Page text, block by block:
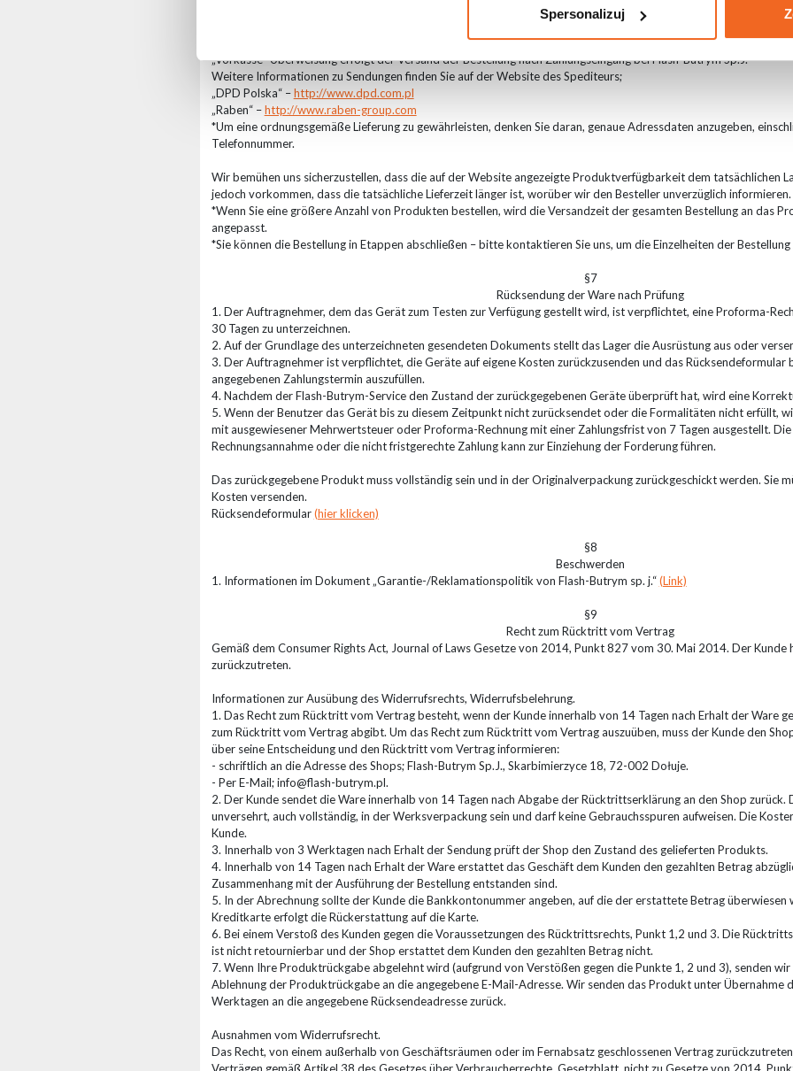
Spersonalizuj
Lieferanten ab. Befindet sich die Ware im Lager von Flash-Butrym Sp.J. dann wird die Sendung innerhalb von 24
Fällen beträgt die Bearbeitungszeit 2 Werktage. Es gibt jedoch Artikel, deren Verfügbarkeit bei Lieferanten
Ausführungszeit verlängern, was dazu führt, dass der Shop den Kunden kontaktiert, um die Einzelheiten der
„Vorkasse“-Überweisung erfolgt der Versand der Bestellung nach Zahlungseingang bei Flash-Butrym Sp.J.
Weitere Informationen zu Sendungen finden Sie auf der Website des Spediteurs;
„DPD Polska“ –http://www.dpd.com.pl
„Raben“ –http://www.raben-group.com
*Um eine ordnungsgemäße Lieferung zu gewährleisten, denken Sie daran, genaue Adressdaten anzugeben,
Telefonnummer.
Wir bemühen uns sicherzustellen, dass die auf der Website angezeigte Produktverfügbarkeit dem tatsächlichen
jedoch vorkommen, dass die tatsächliche Lieferzeit länger ist, worüber wir den Besteller unverzüglich informieren.
*Wenn Sie eine größere Anzahl von Produkten bestellen, wird die Versandzeit der gesamten Bestellung an das
angepasst.
*Sie können die Bestellung in Etappen abschließen – bitte kontaktieren Sie uns, um die Einzelheiten der
§7
Rücksendung der Ware nach Prüfung
1. Der Auftragnehmer, dem das Gerät zum Testen zur Verfügung gestellt wird, ist verpflichtet, eine Proforma-
30 Tagen zu unterzeichnen.
2. Auf der Grundlage des unterzeichneten gesendeten Dokuments stellt das Lager die Ausrüstung aus oder
3. Der Auftragnehmer ist verpflichtet, die Geräte auf eigene Kosten zurückzusenden und das Rücksendeformular
angegebenen Zahlungstermin auszufüllen.
4. Nachdem der Flash-Butrym-Service den Zustand der zurückgegebenen Geräte überprüft hat, wird eine
5. Wenn der Benutzer das Gerät bis zu diesem Zeitpunkt nicht zurücksendet oder die Formalitäten nicht erfüllt,
mit ausgewiesener Mehrwertsteuer oder Proforma-Rechnung mit einer Zahlungsfrist von 7 Tagen ausgestellt.
Rechnungsannahme oder die nicht fristgerechte Zahlung kann zur Einziehung der Forderung führen.
Das zurückgegebene Produkt muss vollständig sein und in der Originalverpackung zurückgeschickt werden. Sie
Kosten versenden.
Rücksendeformular(hier klicken)
§8
Beschwerden
1. Informationen im Dokument „Garantie-/Reklamationspolitik von Flash-Butrym sp. j.“(Link)
§9
Recht zum Rücktritt vom Vertrag
Gemäß dem Consumer Rights Act, Journal of Laws Gesetze von 2014, Punkt 827 vom 30. Mai 2014. Der Kunde
zurückzutreten.
Informationen zur Ausübung des Widerrufsrechts, Widerrufsbelehrung.
1. Das Recht zum Rücktritt vom Vertrag besteht, wenn der Kunde innerhalb von 14 Tagen nach Erhalt der Ware
zum Rücktritt vom Vertrag abgibt. Um das Recht zum Rücktritt vom Vertrag auszuüben, muss der Kunde den
über seine Entscheidung und den Rücktritt vom Vertrag informieren:
- schriftlich an die Adresse des Shops; Flash-Butrym Sp.J., Skarbimierzyce 18, 72-002 Dołuje.
- Per E-Mail; info@flash-butrym.pl.
2. Der Kunde sendet die Ware innerhalb von 14 Tagen nach Abgabe der Rücktrittserklärung an den Shop
unversehrt, auch vollständig, in der Werksverpackung sein und darf keine Gebrauchsspuren aufweisen. Die
Kunde.
3. Innerhalb von 3 Werktagen nach Erhalt der Sendung prüft der Shop den Zustand des gelieferten Produkts.
4. Innerhalb von 14 Tagen nach Erhalt der Ware erstattet das Geschäft dem Kunden den gezahlten Betrag
Zusammenhang mit der Ausführung der Bestellung entstanden sind.
5. In der Abrechnung sollte der Kunde die Bankkontonummer angeben, auf die der erstattete Betrag überwiesen
Kreditkarte erfolgt die Rückerstattung auf die Karte.
6. Bei einem Verstoß des Kunden gegen die Voraussetzungen des Rücktrittsrechts, Punkt 1,2 und 3. Die
ist nicht retournierbar und der Shop erstattet dem Kunden den gezahlten Betrag nicht.
7. Wenn Ihre Produktrückgabe abgelehnt wird (aufgrund von Verstößen gegen die Punkte 1, 2 und 3), senden
Ablehnung der Produktrückgabe an die angegebene E-Mail-Adresse. Wir senden das Produkt unter Übernahme
Werktagen an die angegebene Rücksendeadresse zurück.
Ausnahmen vom Widerrufsrecht.
Das Recht, von einem außerhalb von Geschäftsräumen oder im Fernabsatz geschlossenen Vertrag